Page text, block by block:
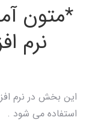
*متون
نرم
این بخش در نرم
استفاده می شود .